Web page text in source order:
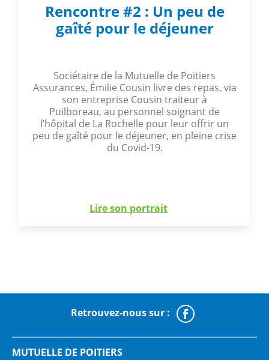
Rencontre #2 : Un peu de
gaîté pour le déjeuner
Sociétaire de la Mutuelle de Poitiers
Assurances, Émilie Cousin livre des repas, via
son entreprise Cousin traiteur à
Puilboreau, au personnel soignant de
l’hôpital de La Rochelle pour leur offrir un
peu de gaîté pour le déjeuner, en pleine crise
du Covid-19.
Lire son portrait
Retrouvez-nous sur :
MUTUELLE DE POITIERS